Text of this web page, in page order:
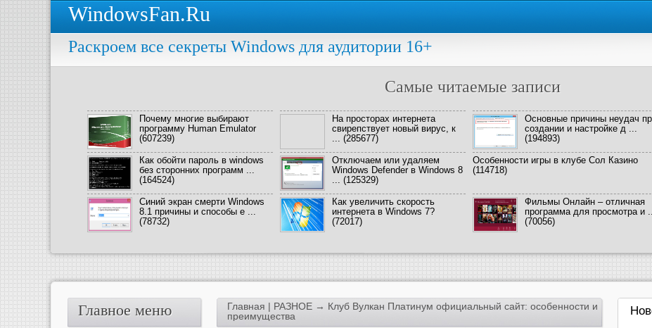
WindowsFan.Ru
Раскроем все секреты Windows для аудитории 16+
Самые читаемые записи
Почему многие выбирают
программу Human Emulator
(607239)
На просторах интернета
свирепствует новый вирус, к
... (285677)
Основные причины неудач
создании и настройке д ...
(194893)
Как обойти пароль в windows
без сторонних программ ...
(164524)
Отключаем или удаляем
Windows Defender в Windows 8
... (125329)
Особенности игры в клубе Сол Казино
(114718)
Синий экран смерти Windows
8.1 причины и способы е ...
(78732)
Как увеличить скорость
интернета в Windows 7?
(72017)
Фильмы Онлайн – отличная
программа для просмотра и
(70056)
Главная | РАЗНОЕ → Клуб Вулкан Платинум официальный сайт: особенности и
преимущества
Главное меню